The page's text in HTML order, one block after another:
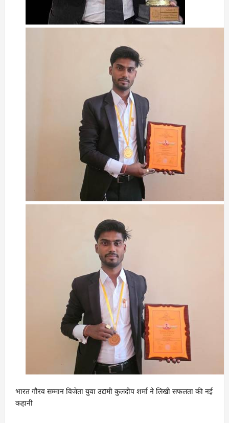
भारत गौरव सम्मान विजेता युवा उद्यमी कुलदीप शर्मा ने लिखी सफलता की नई
कहानी